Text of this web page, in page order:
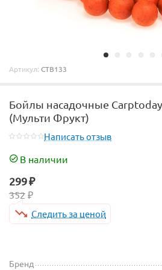
Артикул: CTB133
Бойлы насадочные
(Мульти Фрукт)
Написать отзыв
В наличии
299₽
352 ₽
Следить за ценой
Бренд